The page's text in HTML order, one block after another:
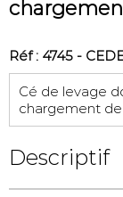
Réf : 4745 -
Cé de levage
chargement
Descriptif